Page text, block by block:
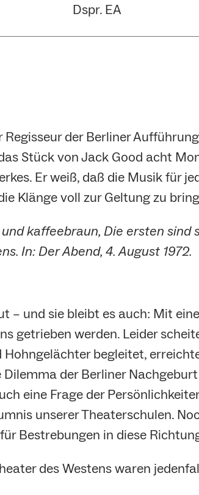
Dspr. EA
Regisseur der Berliner
Stück von Jack Good acht
Er weiß, daß die Musik für
Klänge voll zur Geltung zu
kaffeebraun, Die ersten sind
In: Der Abend, 4. August 1972.
– und sie bleibt es auch: Mit
getrieben werden. Leider
begleitet,
der Berliner
eine Frage der
unserer Theaterschulen.
Bestrebungen in diese
des Westens waren